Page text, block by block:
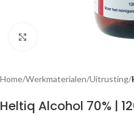
Klik om te vergroten
Home Werkmaterialen Uitrusting
Heltiq Alcohol 70% |